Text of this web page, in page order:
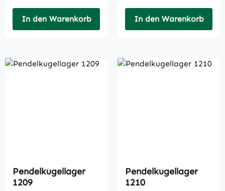
In den Warenkorb In den Warenkorb
Pendelkugellager
1209
Pendelkugellager
1210